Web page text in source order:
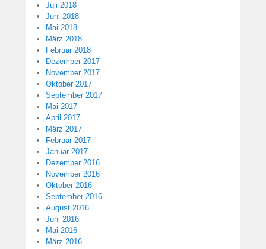
Juli 2018
Juni 2018
Mai 2018
März 2018
Februar 2018
Dezember 2017
November 2017
Oktober 2017
September 2017
Mai 2017
April 2017
März 2017
Februar 2017
Januar 2017
Dezember 2016
November 2016
Oktober 2016
September 2016
August 2016
Juni 2016
Mai 2016
März 2016